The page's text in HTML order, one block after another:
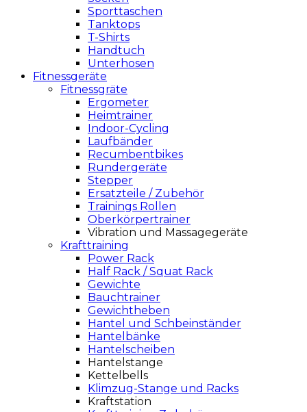
Sporttaschen
Tanktops
T-Shirts
Handtuch
Unterhosen
Fitnessgeräte
Fitnessgräte
Ergometer
Heimtrainer
Indoor-Cycling
Laufbänder
Recumbentbikes
Rundergeräte
Stepper
Ersatzteile / Zubehör
Trainings Rollen
Oberkörpertrainer
Vibration und Massagegeräte
Krafttraining
Power Rack
Half Rack / Squat Rack
Gewichte
Bauchtrainer
Gewichtheben
Hantel und Schbeinständer
Hantelbänke
Hantelscheiben
Hantelstange
Kettelbells
Klimzug-Stange und Racks
Kraftstation